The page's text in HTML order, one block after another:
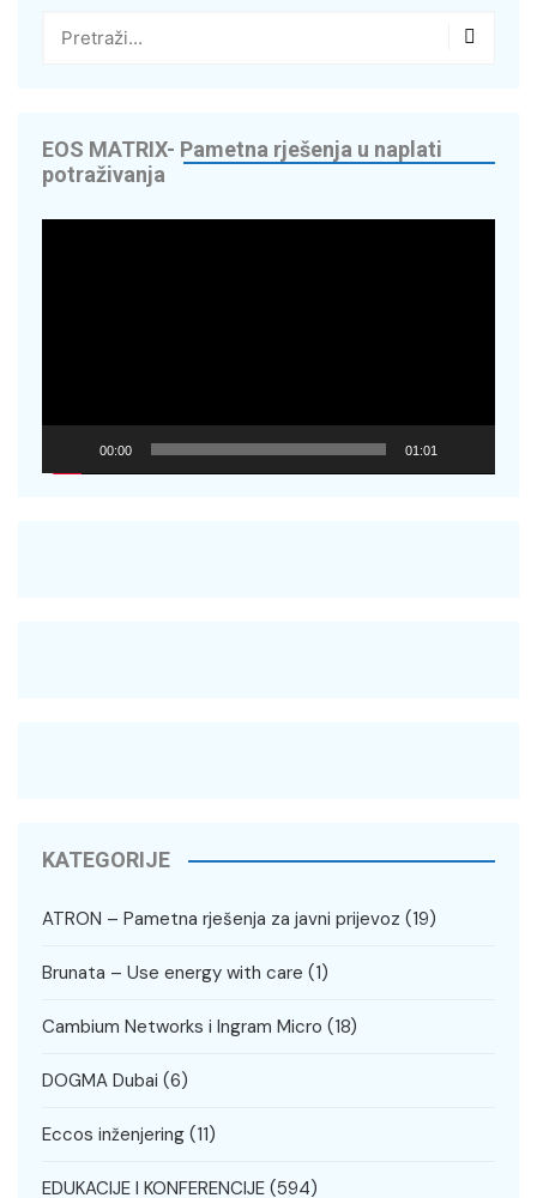
EOS MATRIX- Pametna rješenja u naplati
potraživanja
00:00 01:01
KATEGORIJE
ATRON – Pametna rješenja za javni prijevoz (19)
Brunata – Use energy with care (1)
Cambium Networks i Ingram Micro (18)
DOGMA Dubai (6)
Eccos inženjering (11)
EDUKACIJE I KONFERENCIJE (594)